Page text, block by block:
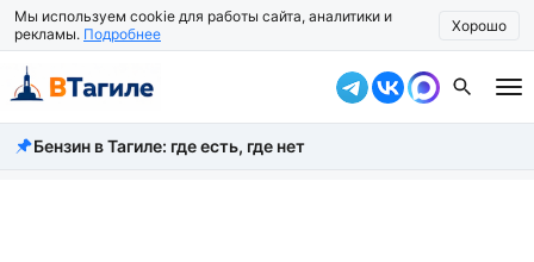
Мы используем cookie для работы сайта, аналитики и
рекламы. Подробнее Хорошо
Все новости
Бензин в Тагиле: где есть, где нет